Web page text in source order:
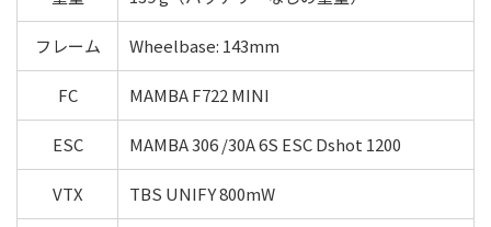
フレーム Wheelbase: 143mm
FC MAMBA F722 MINI
ESC MAMBA 306 /30A 6S ESC Dshot 1200
VTX TBS UNIFY 800mW